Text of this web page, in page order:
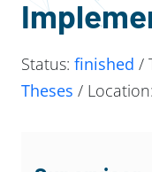
Status: finished /
Theses / Location: